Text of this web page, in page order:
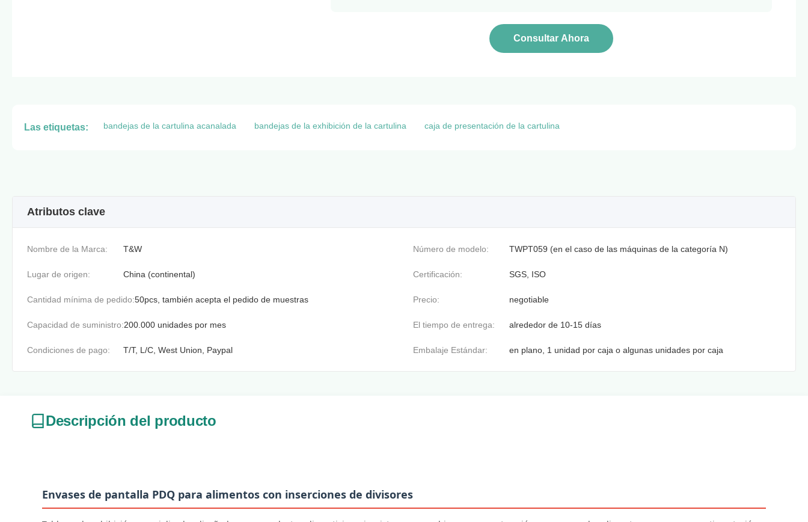
Consultar Ahora
Las etiquetas: bandejas de la cartulina acanalada bandejas de la exhibición de la cartulina caja de presentación de la cartulina
Atributos clave
Nombre de la Marca: T&W Número de modelo: TWPT059 (en el caso de las máquinas de la categoría N)
Lugar de origen: China (continental) Certificación: SGS, ISO
Cantidad mínima de pedido:50pcs, también acepta el pedido de muestras Precio: negotiable
Capacidad de suministro:200.000 unidades por mes El tiempo de entrega: alrededor de 10-15 días
Condiciones de pago: T/T, L/C, West Union, Paypal Embalaje Estándar: en plano, 1 unidad por caja o algunas unidades por caja
Descripción del producto
Envases de pantalla PDQ para alimentos con inserciones de divisores